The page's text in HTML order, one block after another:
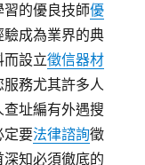
習的優良技師優
成為業界的典
而設立徵信器材
務尤其許多人
址編有外遇搜
定要法律諮詢徵
知必須徹底的